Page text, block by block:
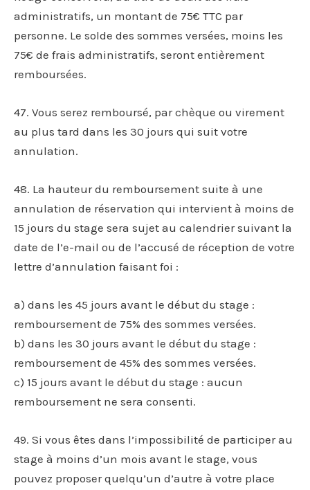
administratifs, un montant de 75€ TTC par
personne. Le solde des sommes versées, moins les
75€ de frais administratifs, seront entièrement
remboursées.
47. Vous serez remboursé, par chèque ou virement
au plus tard dans les 30 jours qui suit votre
annulation.
48. La hauteur du remboursement suite à une
annulation de réservation qui intervient à moins de
15 jours du stage sera sujet au calendrier suivant la
date de l’e-mail ou de l’accusé de réception de votre
lettre d’annulation faisant foi :
a) dans les 45 jours avant le début du stage :
remboursement de 75% des sommes versées.
b) dans les 30 jours avant le début du stage :
remboursement de 45% des sommes versées.
c) 15 jours avant le début du stage : aucun
remboursement ne sera consenti.
49. Si vous êtes dans l’impossibilité de participer au
stage à moins d’un mois avant le stage, vous
pouvez proposer quelqu’un d’autre à votre place